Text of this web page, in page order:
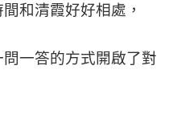
和清霞好好相處，
一答的方式開啟了對